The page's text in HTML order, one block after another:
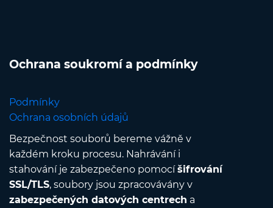
Ochrana soukromí a podmínky
Podmínky
Ochrana osobních údajů
Bezpečnost souborů bereme vážně v
každém kroku procesu. Nahrávání i
stahování je zabezpečeno pomocíšifrování
SSL/TLS, soubory jsou zpracovávány v
zabezpečených datových centrech a